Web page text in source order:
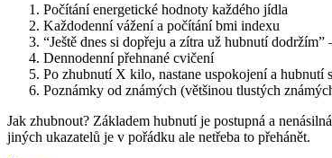
Počítání energetické hodnoty každého jídla
Každodenní vážení a počítání bmi indexu
“Ještě dnes si dopřeju a zítra už hubnutí dodržím”
Dennodenní přehnané cvičení
Po zhubnutí X kilo, nastane uspokojení a hubnutí
Poznámky od známých (většinou tlustých
Jak zhubnout? Základem hubnutí je postupná a
jiných ukazatelů je v pořádku ale netřeba to přehánět.